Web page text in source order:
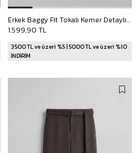
Erkek Baggy Fit Tokalı Kemer Detaylı Keten Pantolon Kahverengi
1.599,90 TL
3500 TL ve üzeri %5 | 5000 TL ve üzeri %10
İNDİRİM